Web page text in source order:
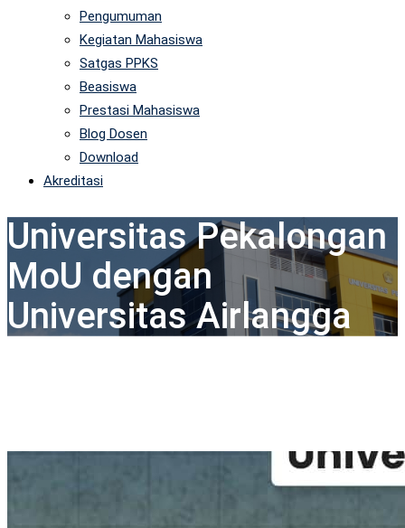
Pengumuman
Kegiatan Mahasiswa
Satgas PPKS
Beasiswa
Prestasi Mahasiswa
Blog Dosen
Download
Akreditasi
Universitas Pekalongan
MoU dengan
Universitas Airlangga